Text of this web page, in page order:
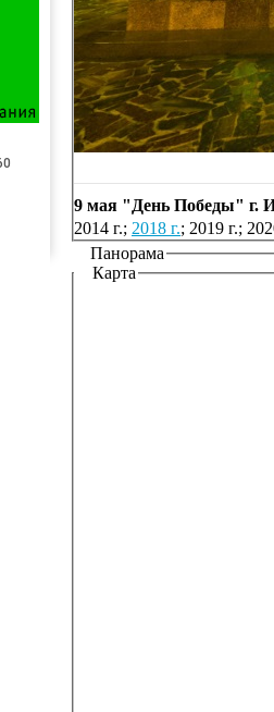
9 мая "День Победы" г.
2014 г.; 2018 г.; 2019 г.;
Панорама
Карта